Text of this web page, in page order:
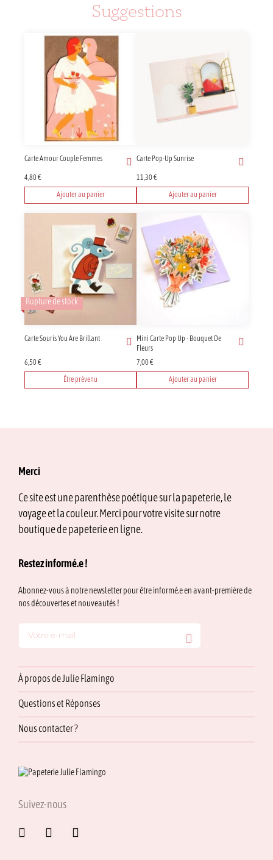
Suggestions
Carte Amour Couple Femmes
4,80€
Ajouter au panier
Carte Pop-Up Sunrise
11,30€
Ajouter au panier
Rupture de stock
Carte Souris You Are Brillant
6,50€
Être prévenu
Mini Carte Pop Up - Bouquet De
Fleurs
7,00€
Ajouter au panier
Merci
Ce site est une parenthèse poétique sur la papeterie, le
voyage et la couleur. Merci pour votre visite sur notre
boutique de papeterie en ligne.
Restez informé.e !
Abonnez-vous à notre newsletter pour être informé.e en avant-première de
nos découvertes et nouveautés !
À propos de Julie Flamingo
Questions et Réponses
Nous contacter ?
Suivez-nous